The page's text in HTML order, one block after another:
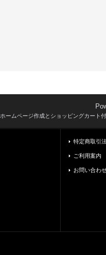
ホームページ作成とショッピングカート
特定商取引
ご利用案内
お問い合わ